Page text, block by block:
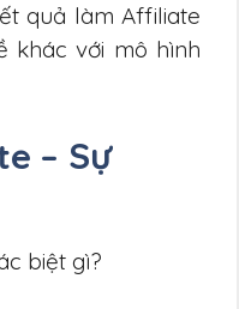
quả làm Affiliate
khác với mô hình
– Sự
biệt gì?